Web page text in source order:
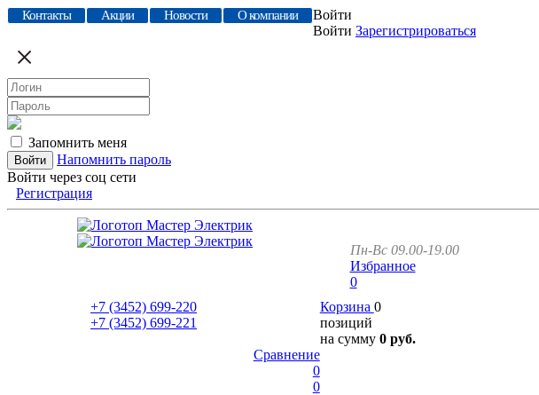
Контакты Акции Новости О компании
Войти
Войти Зарегистрироваться
Запомнить меня
Напомнить пароль
Войти через соц сети
Регистрация
Пн-Вс 09.00-19.00
Избранное
0
+7 (3452) 699-220
+7 (3452) 699-221
Корзина 0
позиций
на сумму 0 руб.
Сравнение
0
0